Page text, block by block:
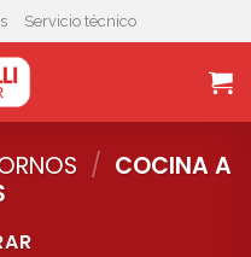
Servicio técnico
/ COCINA A